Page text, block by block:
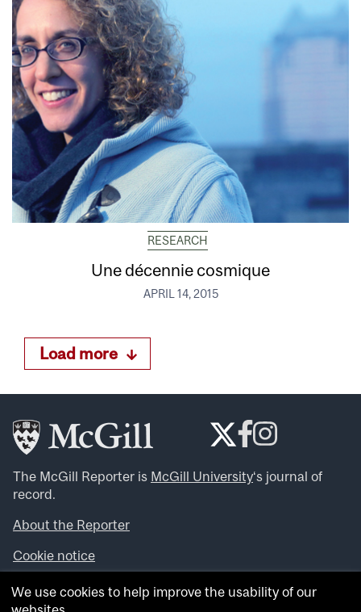
RESEARCH
Une décennie cosmique
APRIL 14, 2015
Load more
The McGill Reporter is McGill University‘s journal of
record.
About the Reporter
Cookie notice
Looking for more news, videos and expert opinions? Try
theMcGill Newsroom .
We use cookies to help improve the usability of our